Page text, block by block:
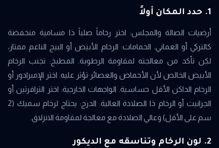
1. حدد المكان أولاً
أرضيات الصالة والمجلس: اختر رخاماً صلباً ذا مسامية منخفضة
كالتركي أو العماني. الحمامات: الرخام الأبيض أو البيج الناعم ممتاز،
لكن تأكد من معالجته لمقاومة الرطوبة. المطبخ: تجنب الرخام
الأبيض الخالص لأن الأحماض والعصائر تؤثر عليه. اختر الإمبرادور أو
الرخام الداكن الأقل حساسية. الواجهات الخارجية: اختر الترافرتين أو
الجرانيت أو الرخام ذا الصلادة العالية. الدرج: يحتاج لرخام سميك (2
سم على الأقل) وعالي الصلادة مع معالجة لمقاومة الانزلاق.
2. لون الرخام وتناسقه مع الديكور